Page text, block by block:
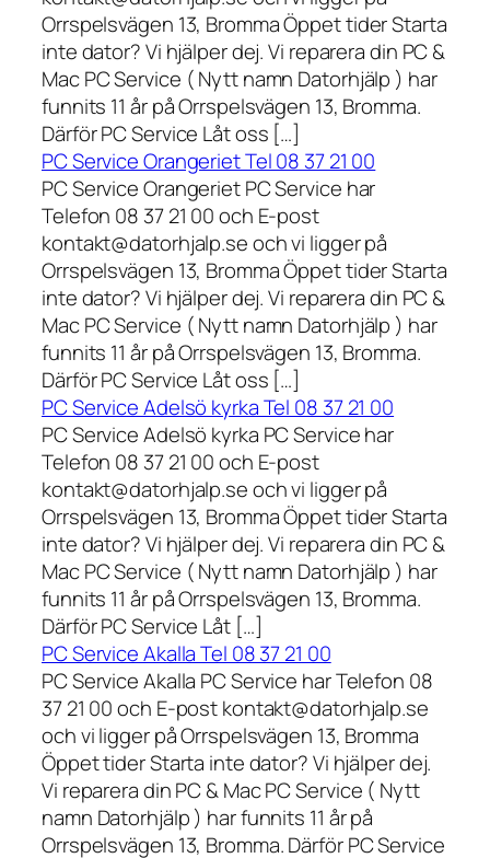
Orrspelsvägen 13, Bromma Öppet tider Starta
inte dator? Vi hjälper dej. Vi reparera din PC &
Mac PC Service ( Nytt namn Datorhjälp ) har
funnits 11 år på Orrspelsvägen 13, Bromma.
Därför PC Service Låt oss […]
PC Service Orangeriet Tel 08 37 21 00
PC Service Orangeriet PC Service har
Telefon 08 37 21 00 och E-post
kontakt@datorhjalp.se och vi ligger på
Orrspelsvägen 13, Bromma Öppet tider Starta
inte dator? Vi hjälper dej. Vi reparera din PC &
Mac PC Service ( Nytt namn Datorhjälp ) har
funnits 11 år på Orrspelsvägen 13, Bromma.
Därför PC Service Låt oss […]
PC Service Adelsö kyrka Tel 08 37 21 00
PC Service Adelsö kyrka PC Service har
Telefon 08 37 21 00 och E-post
kontakt@datorhjalp.se och vi ligger på
Orrspelsvägen 13, Bromma Öppet tider Starta
inte dator? Vi hjälper dej. Vi reparera din PC &
Mac PC Service ( Nytt namn Datorhjälp ) har
funnits 11 år på Orrspelsvägen 13, Bromma.
Därför PC Service Låt […]
PC Service Akalla Tel 08 37 21 00
PC Service Akalla PC Service har Telefon 08
37 21 00 och E-post kontakt@datorhjalp.se
och vi ligger på Orrspelsvägen 13, Bromma
Öppet tider Starta inte dator? Vi hjälper dej.
Vi reparera din PC & Mac PC Service ( Nytt
namn Datorhjälp ) har funnits 11 år på
Orrspelsvägen 13, Bromma. Därför PC Service